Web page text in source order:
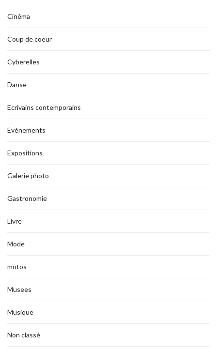
Cinéma
Coup de coeur
Cyberelles
Danse
Ecrivains contemporains
Évènements
Expositions
Galerie photo
Gastronomie
Livre
Mode
motos
Musees
Musique
Non classé